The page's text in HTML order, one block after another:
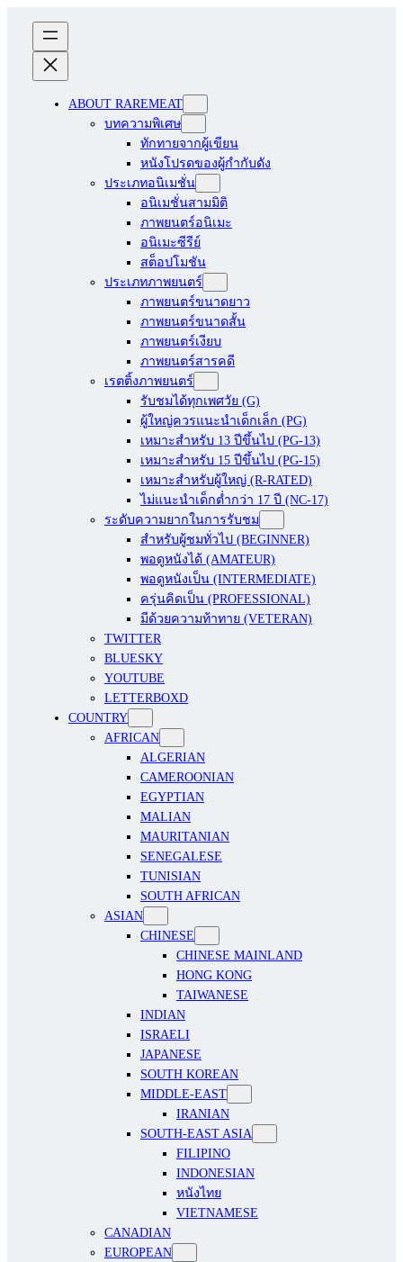
ABOUT RAREMEAT
บทความพิเศษ
ทักทายจากผู้เขียน
หนังโปรดของผู้กำกับดัง
ประเภทอนิเมชั่น
อนิเมชั่นสามมิติ
ภาพยนตร์อนิเมะ
อนิเมะซีรีย์
สต็อปโมชัน
ประเภทภาพยนตร์
ภาพยนตร์ขนาดยาว
ภาพยนตร์ขนาดสั้น
ภาพยนตร์เงียบ
ภาพยนตร์สารคดี
เรตติ้งภาพยนตร์
รับชมได้ทุกเพศวัย (G)
ผู้ใหญ่ควรแนะนำเด็กเล็ก (PG)
เหมาะสำหรับ 13 ปีขึ้นไป (PG-13)
เหมาะสำหรับ 15 ปีขึ้นไป (PG-15)
เหมาะสำหรับผู้ใหญ่ (R-RATED)
ไม่แนะนำเด็กต่ำกว่า 17 ปี (NC-17)
ระดับความยากในการรับชม
สำหรับผู้ชมทั่วไป (BEGINNER)
พอดูหนังได้ (AMATEUR)
พอดูหนังเป็น (INTERMEDIATE)
ครุ่นคิดเป็น (PROFESSIONAL)
มีด้วยความท้าทาย (VETERAN)
TWITTER
BLUESKY
YOUTUBE
LETTERBOXD
COUNTRY
AFRICAN
ALGERIAN
CAMEROONIAN
EGYPTIAN
MALIAN
MAURITANIAN
SENEGALESE
TUNISIAN
SOUTH AFRICAN
ASIAN
CHINESE
CHINESE MAINLAND
HONG KONG
TAIWANESE
INDIAN
ISRAELI
JAPANESE
SOUTH KOREAN
MIDDLE-EAST
IRANIAN
SOUTH-EAST ASIA
FILIPINO
INDONESIAN
หนังไทย
VIETNAMESE
CANADIAN
EUROPEAN